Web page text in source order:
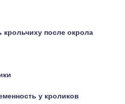
крольчиху после окрола
у кроликов